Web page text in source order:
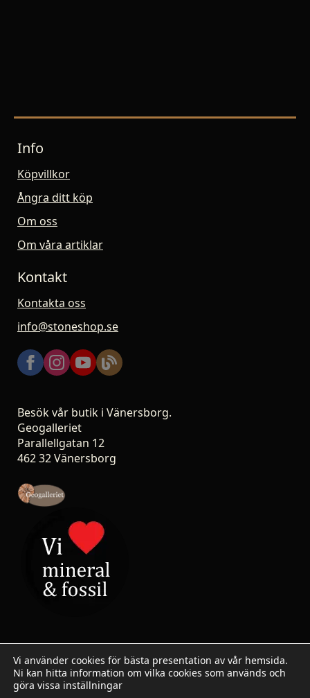
Info
Köpvillkor
Ångra ditt köp
Om oss
Om våra artiklar
Kontakt
Kontakta oss
info@stoneshop.se
Besök vår butik i Vänersborg.
Geogalleriet
Parallellgatan 12
462 32 Vänersborg
© 2007-2026 Stoneshop.se / Geogalleriet - All rights
Vi använder cookies för bästa presentation av vår hemsida.
Ni kan hitta information om vilka cookies som används och
göra vissa inställningar